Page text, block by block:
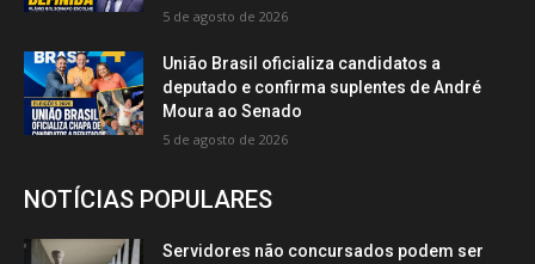
5 de agosto de 2026
União Brasil oficializa candidatos a
deputado e confirma suplentes de André
Moura ao Senado
5 de agosto de 2026
NOTÍCIAS POPULARES
Servidores não concursados podem ser